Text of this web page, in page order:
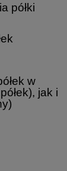
półki
w
jak i